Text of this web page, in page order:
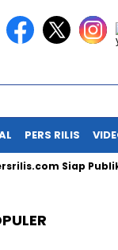
PERS RILIS
Siap